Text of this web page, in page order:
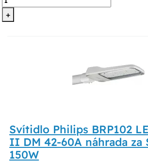
+
Svítidlo Philips BRP102
II DM 42-60A náhrada za
150W